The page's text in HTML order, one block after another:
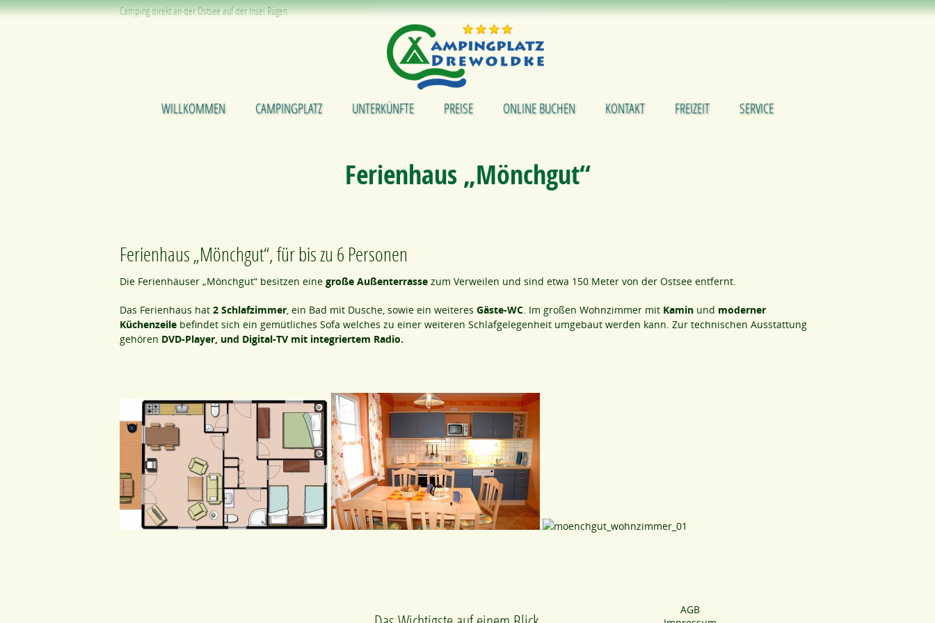
Camping direkt an der Ostsee auf der Insel Rügen
WILLKOMMEN CAMPINGPLATZ UNTERKÜNFTE PREISE ONLINE BUCHEN KONTAKT FREIZEIT SERVICE
Ferienhaus „Mönchgut“
Ferienhaus „Mönchgut“, für bis zu 6 Personen
Die Ferienhäuser „Mönchgut“ besitzen eine große Außenterrasse zum Verweilen und sind etwa 150 Meter von der Ostsee entfernt.
Das Ferienhaus hat 2 Schlafzimmer, ein Bad mit Dusche, sowie ein weiteres Gäste-WC. Im großen Wohnzimmer mit Kamin und moderner
Küchenzeile befindet sich ein gemütliches Sofa welches zu einer weiteren Schlafgelegenheit umgebaut werden kann. Zur technischen Ausstattung
gehören DVD-Player, und Digital-TV mit integriertem Radio.
AGB